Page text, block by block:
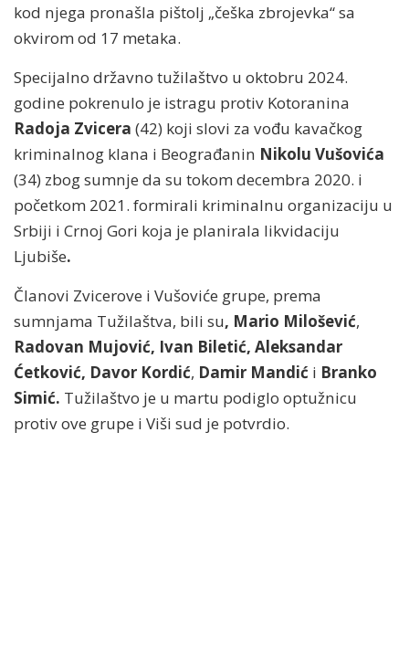
kod njega pronašla pištolj „češka zbrojevka“ sa
okvirom od 17 metaka.
Specijalno državno tužilaštvo u oktobru 2024.
godine pokrenulo je istragu protiv Kotoranina
Radoja Zvicera (42) koji slovi za vođu kavačkog
kriminalnog klana i Beograđanin Nikolu Vušovića
(34) zbog sumnje da su tokom decembra 2020. i
početkom 2021. formirali kriminalnu organizaciju u
Srbiji i Crnoj Gori koja je planirala likvidaciju
Ljubiše.
Članovi Zvicerove i Vušoviće grupe, prema
sumnjama Tužilaštva, bili su, Mario Milošević,
Radovan Mujović, Ivan Biletić, Aleksandar
Ćetković, Davor Kordić, Damir Mandić i Branko
Simić. Tužilaštvo je u martu podiglo optužnicu
protiv ove grupe i Viši sud je potvrdio.